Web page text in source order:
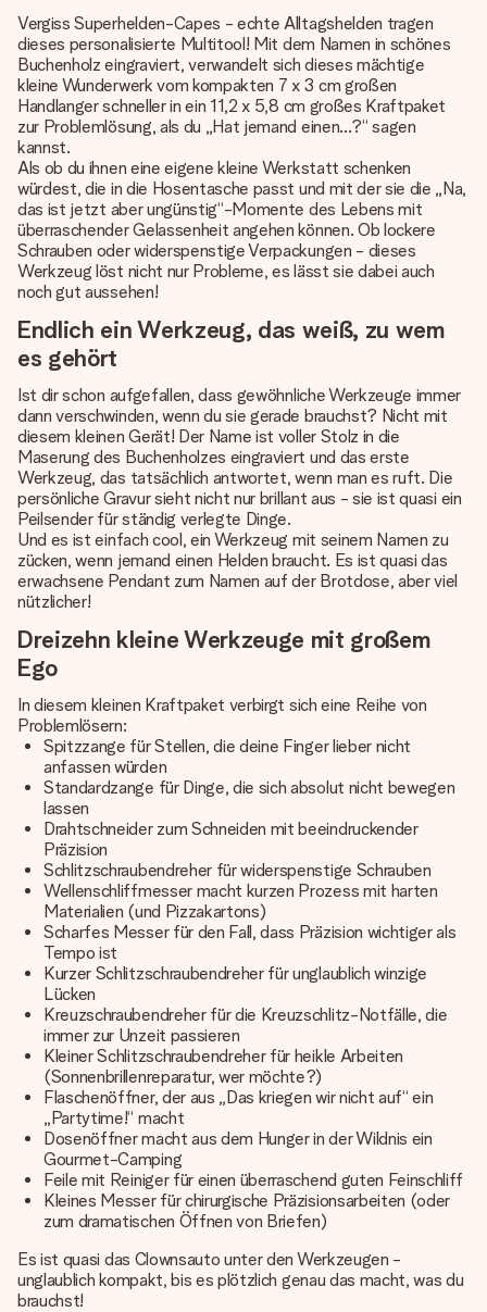
Vergiss Superhelden-Capes - echte Alltagshelden tragen
dieses personalisierte Multitool! Mit dem Namen in schönes
Buchenholz eingraviert, verwandelt sich dieses mächtige
kleine Wunderwerk vom kompakten 7 x 3 cm großen
Handlanger schneller in ein 11,2 x 5,8 cm großes Kraftpaket
zur Problemlösung, als du „Hat jemand einen...?“ sagen
kannst.
Als ob du ihnen eine eigene kleine Werkstatt schenken
würdest, die in die Hosentasche passt und mit der sie die „Na,
das ist jetzt aber ungünstig“-Momente des Lebens mit
überraschender Gelassenheit angehen können. Ob lockere
Schrauben oder widerspenstige Verpackungen - dieses
Werkzeug löst nicht nur Probleme, es lässt sie dabei auch
noch gut aussehen!
Endlich ein Werkzeug, das weiß, zu wem
es gehört
Ist dir schon aufgefallen, dass gewöhnliche Werkzeuge immer
dann verschwinden, wenn du sie gerade brauchst? Nicht mit
diesem kleinen Gerät! Der Name ist voller Stolz in die
Maserung des Buchenholzes eingraviert und das erste
Werkzeug, das tatsächlich antwortet, wenn man es ruft. Die
persönliche Gravur sieht nicht nur brillant aus - sie ist quasi ein
Peilsender für ständig verlegte Dinge.
Und es ist einfach cool, ein Werkzeug mit seinem Namen zu
zücken, wenn jemand einen Helden braucht. Es ist quasi das
erwachsene Pendant zum Namen auf der Brotdose, aber viel
nützlicher!
Dreizehn kleine Werkzeuge mit großem
Ego
In diesem kleinen Kraftpaket verbirgt sich eine Reihe von
Problemlösern:
Spitzzange für Stellen, die deine Finger lieber nicht
anfassen würden
Standardzange für Dinge, die sich absolut nicht bewegen
lassen
Drahtschneider zum Schneiden mit beeindruckender
Präzision
Schlitzschraubendreher für widerspenstige Schrauben
Wellenschliffmesser macht kurzen Prozess mit harten
Materialien (und Pizzakartons)
Scharfes Messer für den Fall, dass Präzision wichtiger als
Tempo ist
Kurzer Schlitzschraubendreher für unglaublich winzige
Lücken
Kreuzschraubendreher für die Kreuzschlitz-Notfälle, die
immer zur Unzeit passieren
Kleiner Schlitzschraubendreher für heikle Arbeiten
(Sonnenbrillenreparatur, wer möchte?)
Flaschenöffner, der aus „Das kriegen wir nicht auf“ ein
„Partytime!“ macht
Dosenöffner macht aus dem Hunger in der Wildnis ein
Gourmet-Camping
Feile mit Reiniger für einen überraschend guten Feinschliff
Kleines Messer für chirurgische Präzisionsarbeiten (oder
zum dramatischen Öffnen von Briefen)
Es ist quasi das Clownsauto unter den Werkzeugen -
unglaublich kompakt, bis es plötzlich genau das macht, was du
brauchst!